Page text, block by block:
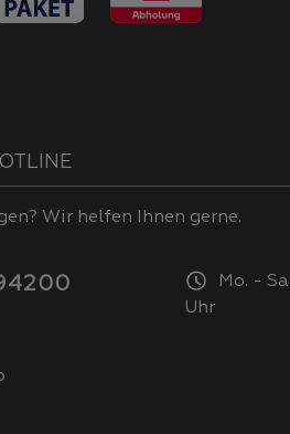
Wir helfen Ihnen gerne.
Mo. -
Uhr